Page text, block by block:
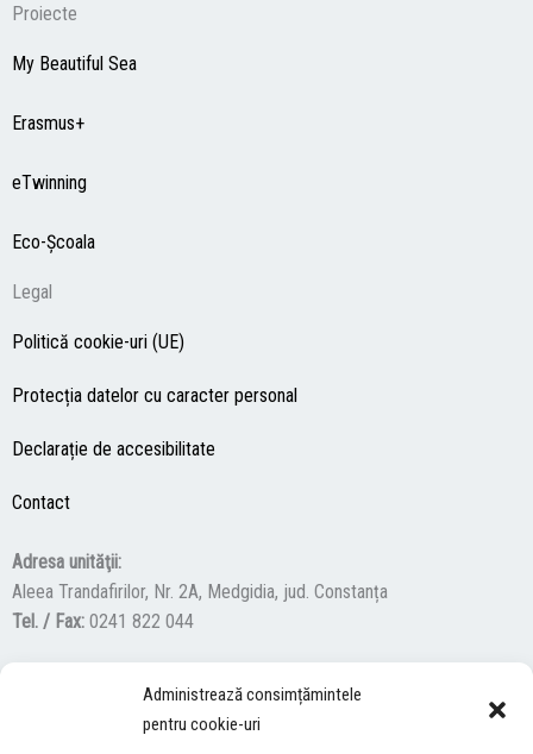
Administrează consimțămintele
pentru cookie-uri
Proiecte
My Beautiful Sea
Erasmus+
eTwinning
Eco-Şcoala
Legal
Politică cookie-uri (UE)
Protecția datelor cu caracter personal
Declarație de accesibilitate
Contact
Adresa unităţii:
Aleea Trandafirilor, Nr. 2A, Medgidia, jud. Constanța
Tel. / Fax: 0241 822 044
F
a
Y
I